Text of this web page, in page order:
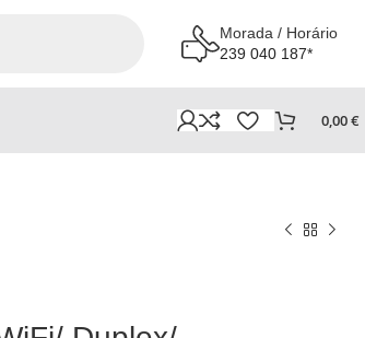
Morada / Horário
239 040 187*
0,00€